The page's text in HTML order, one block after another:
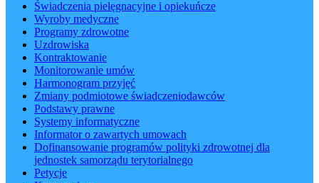
Świadczenia pielęgnacyjne i opiekuńcze
Wyroby medyczne
Programy zdrowotne
Uzdrowiska
Kontraktowanie
Monitorowanie umów
Harmonogram przyjęć
Zmiany podmiotowe świadczeniodawców
Podstawy prawne
Systemy informatyczne
Informator o zawartych umowach
Dofinansowanie programów polityki zdrowotnej dla
jednostek samorządu terytorialnego
Petycje